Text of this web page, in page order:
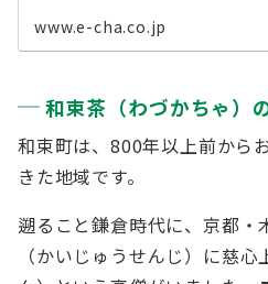
www.e-cha.co.jp
和束茶（わづかちゃ）
和束町は、800年以上前から
きた地域です。
遡ること鎌倉時代に、京都・
（かいじゅうせんじ）に慈